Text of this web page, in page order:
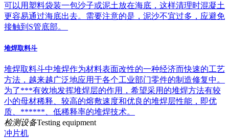
可以用塑料袋装一包沙子或泥土放在海底，这样清理时混凝土
更容易通过海底出去。需要注意的是，泥沙不宜过多，应避免
接触到S管底部。
堆焊取料斗
堆焊取料斗中堆焊作为材料表面改性的一种经济而快速的工艺
方法，越来越广泛地应用于各个工业部门零件的制造修复中。
为了***有效地发挥堆焊层的作用，希望采用的堆焊方法有较
小的母材稀释、较高的熔敷速度和优良的堆焊层性能，即优
质、******、低稀释率的堆焊技术。
检测设备Testing equipment
冲片机